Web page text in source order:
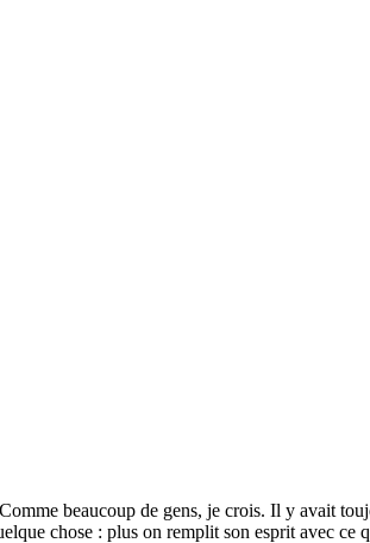
beaucoup de gens, je crois. Il y avait
chose : plus on remplit son esprit avec